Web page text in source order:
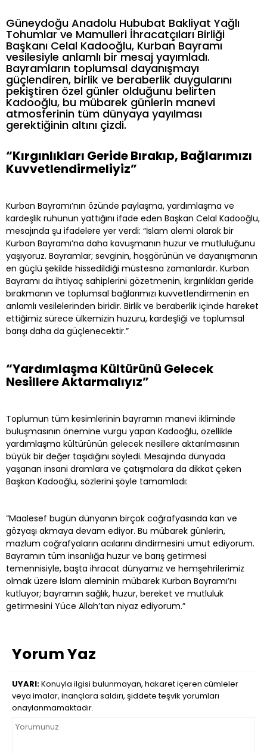
Güneydoğu Anadolu Hububat Bakliyat Yağlı
Tohumlar ve Mamulleri İhracatçıları Birliği
Başkanı Celal Kadooğlu, Kurban Bayramı
vesilesiyle anlamlı bir mesaj yayımladı.
Bayramların toplumsal dayanışmayı
güçlendiren, birlik ve beraberlik duygularını
pekiştiren özel günler olduğunu belirten
Kadooğlu, bu mübarek günlerin manevi
atmosferinin tüm dünyaya yayılması
gerektiğinin altını çizdi.
“Kırgınlıkları Geride Bırakıp, Bağlarımızı
Kuvvetlendirmeliyiz”
Kurban Bayramı’nın özünde paylaşma, yardımlaşma ve
kardeşlik ruhunun yattığını ifade eden Başkan Celal Kadooğlu,
mesajında şu ifadelere yer verdi: “İslam alemi olarak bir
Kurban Bayramı’na daha kavuşmanın huzur ve mutluluğunu
yaşıyoruz. Bayramlar; sevginin, hoşgörünün ve dayanışmanın
en güçlü şekilde hissedildiği müstesna zamanlardır. Kurban
Bayramı da ihtiyaç sahiplerini gözetmenin, kırgınlıkları geride
bırakmanın ve toplumsal bağlarımızı kuvvetlendirmenin en
anlamlı vesilelerinden biridir. Birlik ve beraberlik içinde hareket
ettiğimiz sürece ülkemizin huzuru, kardeşliği ve toplumsal
barışı daha da güçlenecektir.”
“Yardımlaşma Kültürünü Gelecek
Nesillere Aktarmalıyız”
Toplumun tüm kesimlerinin bayramın manevi ikliminde
buluşmasının önemine vurgu yapan Kadooğlu, özellikle
yardımlaşma kültürünün gelecek nesillere aktarılmasının
büyük bir değer taşıdığını söyledi. Mesajında dünyada
yaşanan insani dramlara ve çatışmalara da dikkat çeken
Başkan Kadooğlu, sözlerini şöyle tamamladı:
“Maalesef bugün dünyanın birçok coğrafyasında kan ve
gözyaşı akmaya devam ediyor. Bu mübarek günlerin,
mazlum coğrafyaların acılarını dindirmesini umut ediyorum.
Bayramın tüm insanlığa huzur ve barış getirmesi
temennisiyle, başta ihracat dünyamız ve hemşehrilerimiz
olmak üzere İslam aleminin mübarek Kurban Bayramı’nı
kutluyor; bayramın sağlık, huzur, bereket ve mutluluk
getirmesini Yüce Allah’tan niyaz ediyorum.”
Yorum Yaz
UYARI:Konuyla ilgisi bulunmayan, hakaret içeren cümleler
veya imalar, inançlara saldırı, şiddete teşvik yorumları
onaylanmamaktadır.